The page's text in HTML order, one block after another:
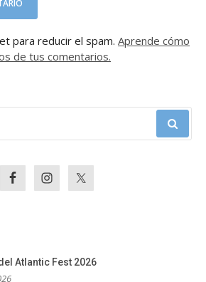
para reducir el spam. Aprende cómo
de tus comentarios.
Atlantic Fest 2026